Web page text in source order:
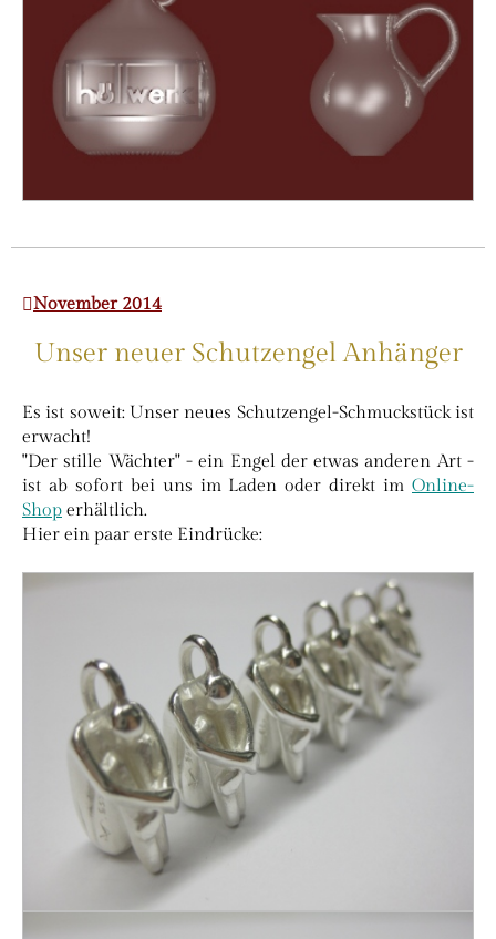
November 2014
Unser neuer Schutzengel Anhänger
Es ist soweit: Unser neues Schutzengel-Schmuckstück ist
erwacht!
"Der stille Wächter" - ein Engel der etwas anderen Art -
ist ab sofort bei uns im Laden oder direkt im Online-
Shop erhältlich.
Hier ein paar erste Eindrücke: